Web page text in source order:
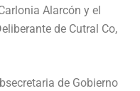
Alarcón y el
de Cutral Co,
de Gobierno